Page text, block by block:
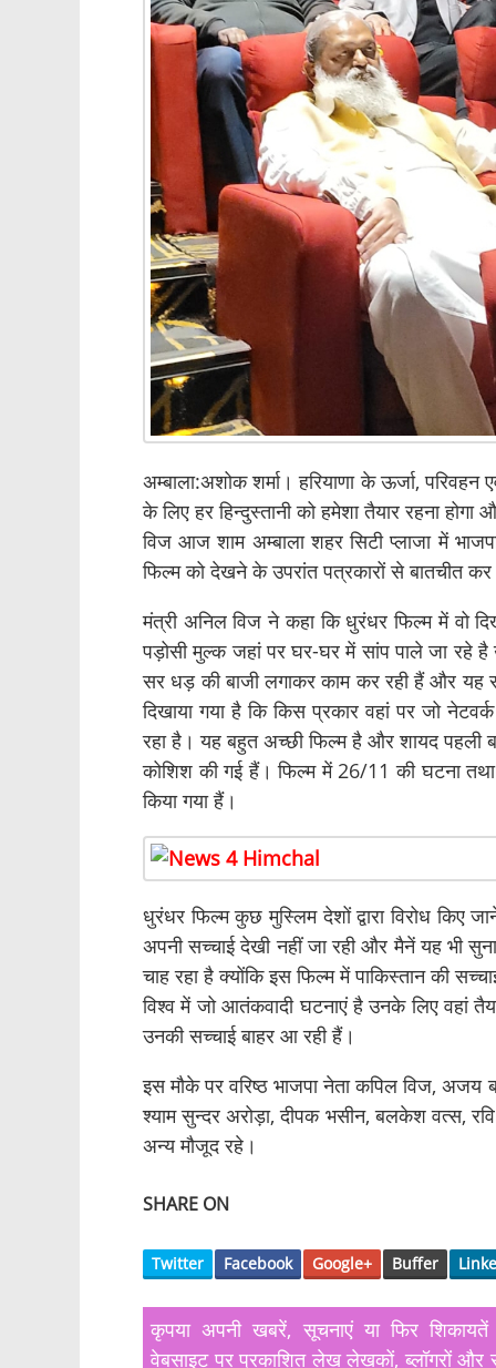
अम्बाला:अशोक शर्मा। हरियाणा के ऊर्जा,
के लिए हर हिन्दुस्तानी को हमेशा तैयार रहना
विज आज शाम अम्बाला शहर सिटी प्लाजा में
फिल्म को देखने के उपरांत पत्रकारों से बातचीत
मंत्री अनिल विज ने कहा कि धुरंधर फिल्म में वो
पड़ोसी मुल्क जहां पर घर-घर में सांप पाले जा
सर धड़ की बाजी लगाकर काम कर रही हैं और यह
दिखाया गया है कि किस प्रकार वहां पर जो
रहा है। यह बहुत अच्छी फिल्म है और शायद पहली
कोशिश की गई हैं। फिल्म में 26/11 की घटना
किया गया हैं।
धुरंधर फिल्म कुछ मुस्लिम देशों द्वारा विरोध किए
अपनी सच्चाई देखी नहीं जा रही और मैनें यह भी
चाह रहा है क्योंकि इस फिल्म में पाकिस्तान की
विश्व में जो आतंकवादी घटनाएं है उनके लिए वहां
उनकी सच्चाई बाहर आ रही हैं।
इस मौके पर वरिष्ठ भाजपा नेता कपिल विज, अजय
श्याम सुन्दर अरोड़ा, दीपक भसीन, बलकेश वत्स, रवि
अन्य मौजूद रहे।
SHARE ON
Twitter Facebook Google+ Buffer
कृपया अपनी खबरें, सूचनाएं या फिर
वेबसाइट पर प्रकाशित लेख लेखकों, ब्लॉगरों और